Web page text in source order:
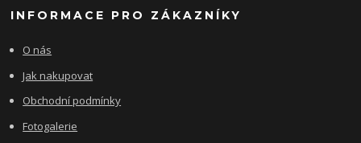
INFORMACE PRO ZÁKAZNÍKY
O nás
Jak nakupovat
Obchodní podmínky
Fotogalerie